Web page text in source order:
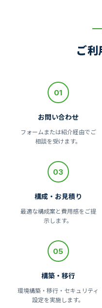
ご利
01
お問い合わせ
フォームまたは紹介経由でご
相談を受けます。
03
構成・お見積り
最適な構成案と費用感をご提
示します。
05
構築・移行
環境構築・移行・セキュリティ
設定を実施します。